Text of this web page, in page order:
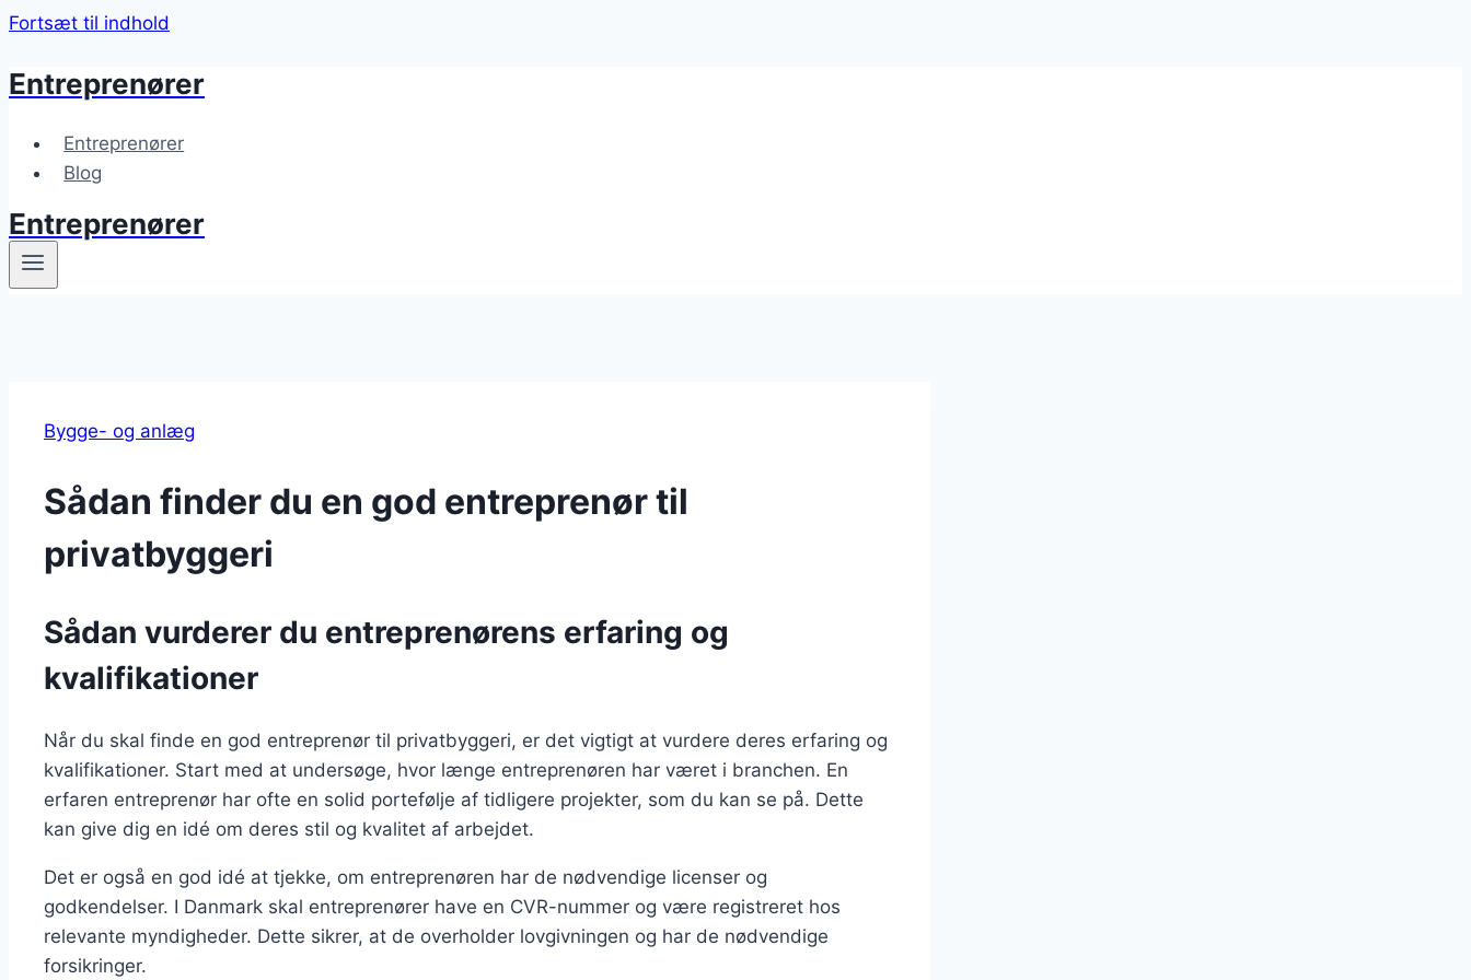
Fortsæt til indhold
Entreprenører
Entreprenører
Blog
Entreprenører
Bygge- og anlæg
Sådan finder du en god entreprenør til
privatbyggeri
Sådan vurderer du entreprenørens erfaring og
kvalifikationer
Når du skal finde en god entreprenør til privatbyggeri, er det vigtigt at vurdere deres erfaring og
kvalifikationer. Start med at undersøge, hvor længe entreprenøren har været i branchen. En
erfaren entreprenør har ofte en solid portefølje af tidligere projekter, som du kan se på. Dette
kan give dig en idé om deres stil og kvalitet af arbejdet.
Det er også en god idé at tjekke, om entreprenøren har de nødvendige licenser og
godkendelser. I Danmark skal entreprenører have en CVR-nummer og være registreret hos
relevante myndigheder. Dette sikrer, at de overholder lovgivningen og har de nødvendige
forsikringer.